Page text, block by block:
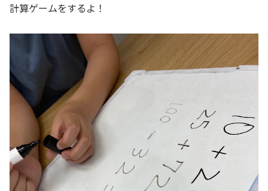
計算ゲームをするよ！